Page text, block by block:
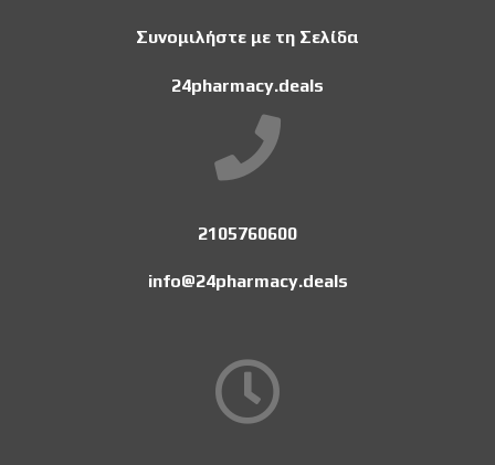
Συνομιλήστε με τη Σελίδα
24pharmacy.deals
2105760600
info@24pharmacy.deals